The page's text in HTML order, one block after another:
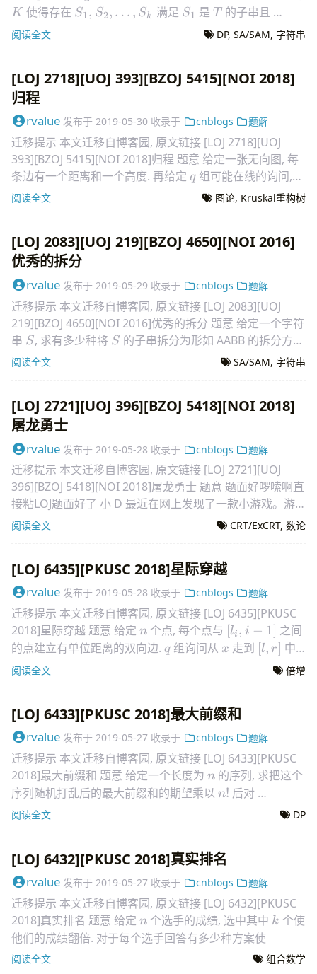
K
K 使得存在 S_1,S_2,\dots,S_k
S1, S2, … , Sk 满足 S_1
S1 是 T
T 的子串且 \forall
1\le
i< k
∀1 ≤ i
阅读全文 DP, SA/SAM, 字符串
[LOJ 2718][UOJ 393][BZOJ 5415][NOI 2018]
归程
rvalue 发布于 2019-05-30 收录于 cnblogs 题解
迁移提示 本文迁移自博客园, 原文链接 [LOJ 2718][UOJ
393][BZOJ 5415][NOI 2018]归程 题意 给定一张无向图, 每
条边有一个距离和一个高度. 再给定 q
q组可能在线的询问,
每组询问给
阅读全文 图论, Kruskal重构树
[LOJ 2083][UOJ 219][BZOJ 4650][NOI 2016]
优秀的拆分
rvalue 发布于 2019-05-29 收录于 cnblogs 题解
迁移提示 本文迁移自博客园, 原文链接 [LOJ 2083][UOJ
219][BZOJ 4650][NOI 2016]优秀的拆分 题意 给定一个字符
串 S
S, 求有多少种将 S
S 的子串拆分为形如 AABB 的拆分方案
|S|\le
∣S∣ ≤ 30000
阅读全文 SA/SAM, 字符串
[LOJ 2721][UOJ 396][BZOJ 5418][NOI 2018]
屠龙勇士
rvalue 发布于 2019-05-28 收录于 cnblogs 题解
迁移提示 本文迁移自博客园, 原文链接 [LOJ 2721][UOJ
396][BZOJ 5418][NOI 2018]屠龙勇士 题意 题面好啰嗦啊直
接粘LOJ题面好了 小 D 最近在网上发现了一款小游戏。游
戏的规则如
阅读全文 CRT/ExCRT, 数论
[LOJ 6435][PKUSC 2018]星际穿越
rvalue 发布于 2019-05-28 收录于 cnblogs 题解
迁移提示 本文迁移自博客园, 原文链接 [LOJ 6435][PKUSC
2018]星际穿越 题意 给定 n
n 个点, 每个点与 [l_i,i-
1]
[li , i − 1] 之间
的点建立有单位距离的双向边. q
q组询问从 x
x 走到 [l,r]
[l, r] 中
的随机
阅读全文 倍增
[LOJ 6433][PKUSC 2018]最大前缀和
rvalue 发布于 2019-05-27 收录于 cnblogs 题解
迁移提示 本文迁移自博客园, 原文链接 [LOJ 6433][PKUSC
2018]最大前缀和 题意 给定一个长度为 n
n 的序列, 求把这个
序列随机打乱后的最大前缀和的期望乘以 n!
n! 后对
998244353
阅读全文 DP
[LOJ 6432][PKUSC 2018]真实排名
rvalue 发布于 2019-05-27 收录于 cnblogs 题解
迁移提示 本文迁移自博客园, 原文链接 [LOJ 6432][PKUSC
2018]真实排名 题意 给定 n
n 个选手的成绩, 选中其中 k
k 个使
他们的成绩翻倍. 对于每个选手回答有多少种方案使
阅读全文 组合数学